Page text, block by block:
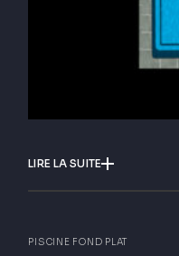
LIRE LA SUITE
PISCINE FOND PLAT